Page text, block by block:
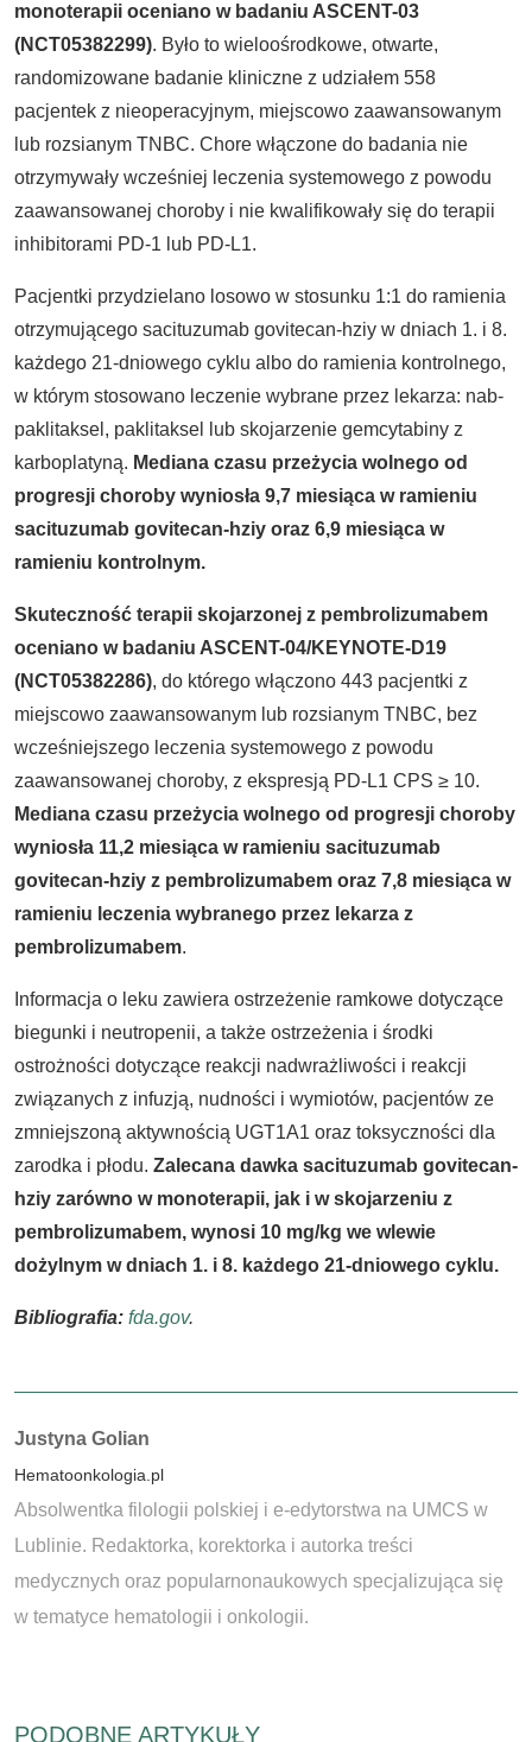
monoterapii oceniano w badaniu ASCENT-03
(NCT05382299). Było to wieloośrodkowe, otwarte,
randomizowane badanie kliniczne z udziałem 558
pacjentek z nieoperacyjnym, miejscowo zaawansowanym
lub rozsianym TNBC. Chore włączone do badania nie
otrzymywały wcześniej leczenia systemowego z powodu
zaawansowanej choroby i nie kwalifikowały się do terapii
inhibitorami PD-1 lub PD-L1.
Pacjentki przydzielano losowo w stosunku 1:1 do ramienia
otrzymującego sacituzumab govitecan-hziy w dniach 1. i 8.
każdego 21-dniowego cyklu albo do ramienia kontrolnego,
w którym stosowano leczenie wybrane przez lekarza: nab-
paklitaksel, paklitaksel lub skojarzenie gemcytabiny z
karboplatyną. Mediana czasu przeżycia wolnego od
progresji choroby wyniosła 9,7 miesiąca w ramieniu
sacituzumab govitecan-hziy oraz 6,9 miesiąca w
ramieniu kontrolnym.
Skuteczność terapii skojarzonej z pembrolizumabem
oceniano w badaniu ASCENT-04/KEYNOTE-D19
(NCT05382286), do którego włączono 443 pacjentki z
miejscowo zaawansowanym lub rozsianym TNBC, bez
wcześniejszego leczenia systemowego z powodu
zaawansowanej choroby, z ekspresją PD-L1 CPS ≥ 10.
Mediana czasu przeżycia wolnego od progresji choroby
wyniosła 11,2 miesiąca w ramieniu sacituzumab
govitecan-hziy z pembrolizumabem oraz 7,8 miesiąca w
ramieniu leczenia wybranego przez lekarza z
pembrolizumabem.
Informacja o leku zawiera ostrzeżenie ramkowe dotyczące
biegunki i neutropenii, a także ostrzeżenia i środki
ostrożności dotyczące reakcji nadwrażliwości i reakcji
związanych z infuzją, nudności i wymiotów, pacjentów ze
zmniejszoną aktywnością UGT1A1 oraz toksyczności dla
zarodka i płodu. Zalecana dawka sacituzumab govitecan-
hziy zarówno w monoterapii, jak i w skojarzeniu z
pembrolizumabem, wynosi 10 mg/kg we wlewie
dożylnym w dniach 1. i 8. każdego 21-dniowego cyklu.
Bibliografia: fda.gov.
Autorzy:
Justyna Golian
Hematoonkologia.pl
Absolwentka filologii polskiej i e-edytorstwa na UMCS w
Lublinie. Redaktorka, korektorka i autorka treści
medycznych oraz popularnonaukowych specjalizująca się
w tematyce hematologii i onkologii.
PODOBNE ARTYKUŁY